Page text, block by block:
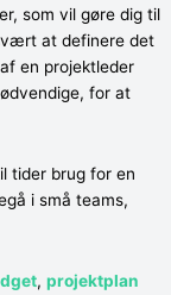
som vil gøre dig til
at definere det
en projektleder
for at
tider brug for en
i små teams,
, projektplan